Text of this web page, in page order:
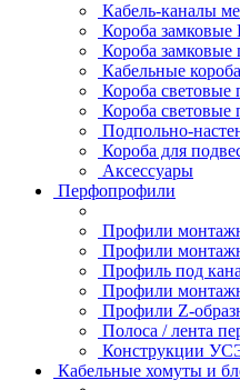
Кабель-каналы
Короба
Короба
Кабельные
Короба
Короба
Подпольно-
Короба для
Аксессуары
Перфопрофили
Профили
Профили
Профиль под
Профили
Профили Z-
Полоса / лента
Конструкции
Кабельные хомуты и